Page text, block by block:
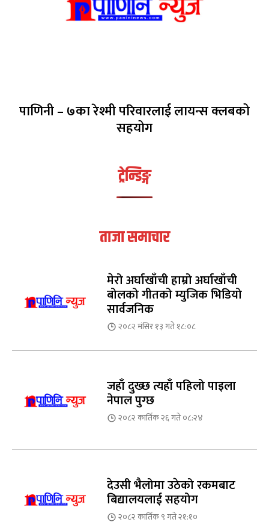
पाणिनी – ७का रेश्मी परिवारलाई लायन्स क्लबको
सहयोग
ट्रेन्डिङ्ग
ताजा समाचार
मेरो अर्घाखाँची हाम्रो अर्घाखाँची
बोलको गीतको म्युजिक भिडियो
सार्वजनिक
२०८२ मंसिर १३ गते १८:०८
जहाँ दुख्छ त्यहाँ पहिलो पाइला
नेपाल पुग्छ
२०८२ कार्तिक २६ गते ०८:२४
देउसी भैलोमा उठेको रकमबाट
बिद्यालयलाई सहयोग
२०८२ कार्तिक ९ गते २१:१०